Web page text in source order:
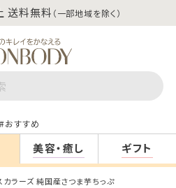
送料無料 （一部地域を除く）
おすすめ
美容・癒し ギフト
ラーズ 純国産さつま芋ちっぷ